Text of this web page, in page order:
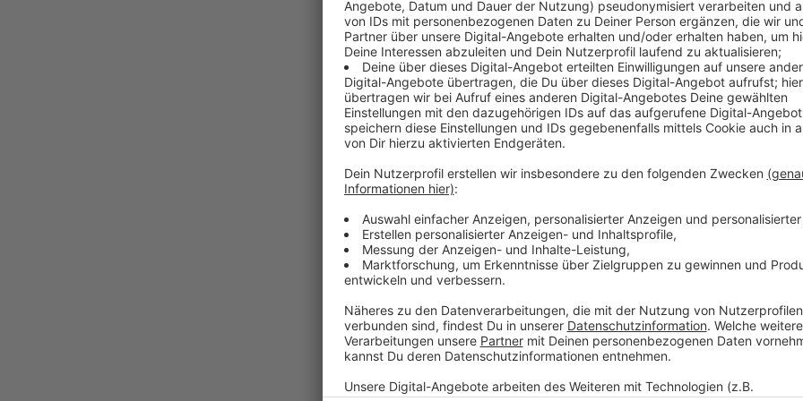
Die komplette Mannschaft inklusive Trainern und
fünftägigen Quarantäne. Was das für den
Feldmann:
Anzeige
Frieder Feldmann, Sprecher der DEG
Coronaausbruch bei der Düsseldorfer EG
Anzeige
DEG-Sportdirektor Niki Mondt wird in einer
um weitere Ansteckungen zu verhindern.